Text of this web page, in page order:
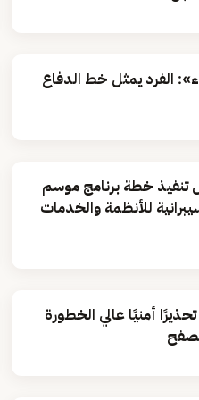
الفرد يمثل خط الدفاع
تنفيذ خطة برنامج موسم
للأنظمة والخدمات
أمنيًا عالي الخطورة